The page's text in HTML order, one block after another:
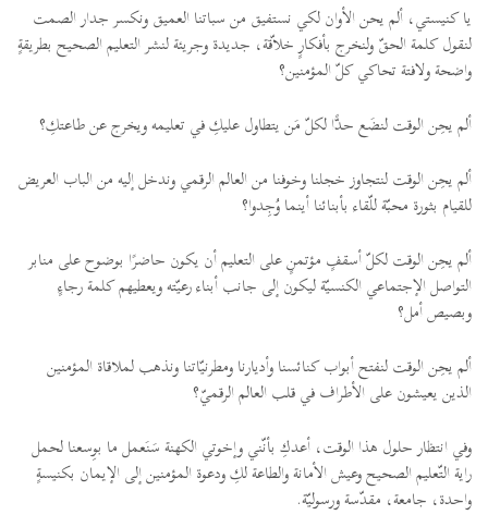
يا كنيستي، ألم يحن الأوان لكي نستفيق من سباتنا العميق ونكسر جدار الصمت
لنقول كلمة الحقّ ولنخرج بأفكارٍ خلاّقة، جديدة وجريئة لنشر التعليم الصحيح بطريقةٍ
واضحة ولافتة تحاكي كلّ المؤمنين؟
ألم يحِن الوقت لنضَع حدًّا لكلّ مَن يتطاول عليكِ في تعليمه ويخرج عن طاعتكِ؟
ألم يحِن الوقت لنتجاوز خجلنا وخوفنا من العالم الرقمي وندخل إليه من الباب العريض
للقيام بثورة محبّة للّقاء بأبنائنا أينما وُجِدوا؟
ألم يحِن الوقت لكلّ أسقفٍ مؤتمنٍ على التعليم أن يكون حاضرًا بوضوح على منابر
التواصل الإجتماعي الكنسيّة ليكون إلى جانب أبناء رعيّته ويعطيهم كلمة رجاءٍ
وبصيص أمل؟
ألم يحِن الوقت لنفتح أبواب كنائسنا وأديارنا ومطرنيّاتنا ونذهب لملاقاة المؤمنين
الذين يعيشون على الأطراف في قلب العالم الرقميّ؟
وفي انتظار حلول هذا الوقت، أعدكِ بأنّني وإخوتي الكهنة سَنَعمل ما بوِسعنا لحمل
راية التّعليم الصحيح وعيش الأمانة والطاعة لكِ ودعوة المؤمنين إلى الإيمان بكنيسةٍ
واحدة، جامعة، مقدّسة ورسوليّة.